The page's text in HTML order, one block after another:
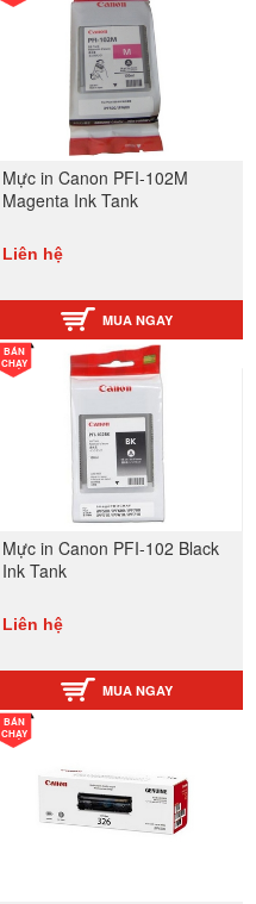
Mực in Canon PFI-102M
Magenta Ink Tank
Liên hệ
MUA NGAY
BÁN
CHẠY
Mực in Canon PFI-102 Black
Ink Tank
Liên hệ
MUA NGAY
BÁN
CHẠY